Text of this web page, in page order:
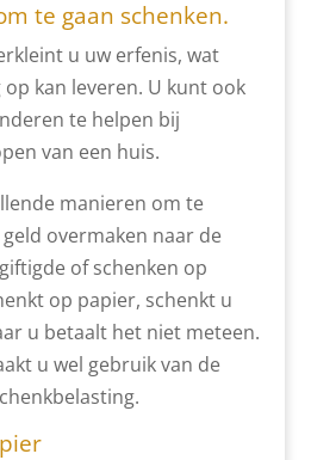
te gaan schenken.
u uw erfenis, wat
kan leveren. U kunt ook
te helpen bij
van een huis.
manieren om te
overmaken naar de
of schenken op
op papier, schenkt u
u betaalt het niet meteen.
u wel gebruik van de